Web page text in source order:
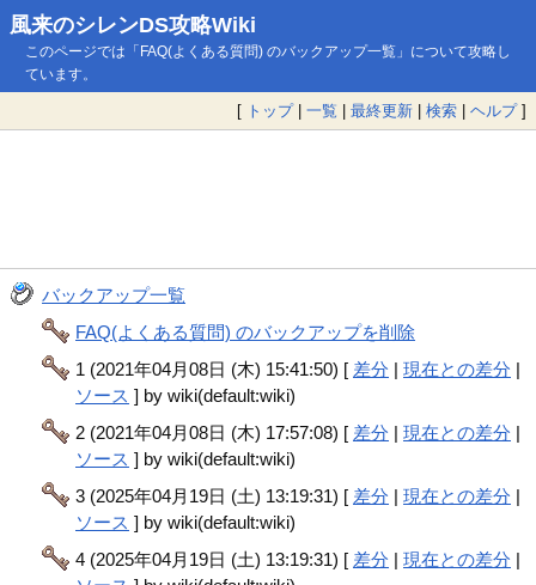
風来のシレンDS攻略Wiki
このページでは「FAQ(よくある質問) のバックアップ一覧」について攻略し
ています。
[ トップ| 一覧 | 最終更新 | 検索 | ヘルプ]
バックアップ一覧
FAQ(よくある質問) のバックアップを削除
1 (2021年04月08日 (木) 15:41:50) [ 差分 |現在との差分 |
ソース ] by wiki(default:wiki)
2 (2021年04月08日 (木) 17:57:08) [ 差分 |現在との差分 |
ソース ] by wiki(default:wiki)
3 (2025年04月19日 (土) 13:19:31) [ 差分 |現在との差分 |
ソース ] by wiki(default:wiki)
4 (2025年04月19日 (土) 13:19:31) [ 差分 |現在との差分 |